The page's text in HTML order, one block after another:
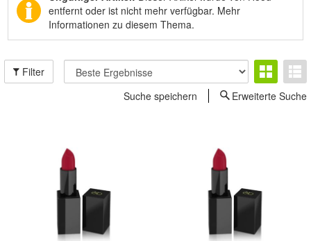
entfernt oder ist nicht mehr verfügbar. Mehr
Informationen zu diesem Thema.
Filter
Suche speichern
Erweiterte Suche